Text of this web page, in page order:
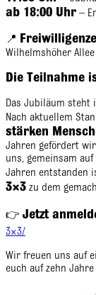
ab 18:00 Uhr –
📍
Wilhelmshöher Allee
Die Teilnahme
Das Jubiläum steht
Nach aktuellem
stärken
Jahren gefördert
uns, gemeinsam
Jahren entstanden
3×3 zu dem
👉 Jetzt
3×3/
Wir freuen uns auf
euch auf zehn Jahre